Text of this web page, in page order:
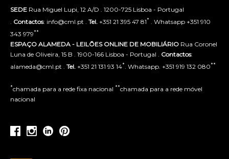
SEDE Rua Miguel Lupi, 12 A/D . 1200-725 Lisboa - Portugal
Contactos: info@cml.pt . Tel. +351 21 395 47 81* . Whatsapp +351 910
343 979**
ESPAÇO ALAMEDA - LEILÕES ONLINE DE MOBILIÁRIO Rua Coronel
Luna de Oliveira, 15 B . 1900-166 Lisboa - Portugal . Contactos:
alameda@cml.pt . Tel. +351 21 131 93 14* . Whatsapp. +351 919 132 080**
*chamada para a rede fixa nacional **chamada para a rede móvel
nacional